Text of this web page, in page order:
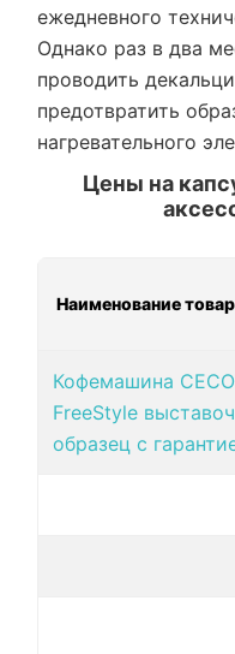
ежедневного
Однако раз в два
проводить
предотвратить
нагревательного
Цены на
Наименование
Кофемашина
FreeStyle
образец с